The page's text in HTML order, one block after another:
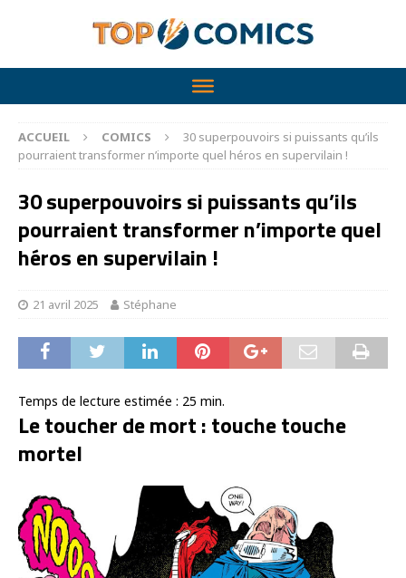
ACCUEIL COMICS
30 superpouvoirs si puissants qu’ils
pourraient transformer n’importe quel héros en supervilain !
30 superpouvoirs si puissants qu’ils
pourraient transformer n’importe quel
héros en supervilain !
21 avril 2025 Stéphane
Temps de lecture estimée : 25 min.
Le toucher de mort : touche touche
mortel